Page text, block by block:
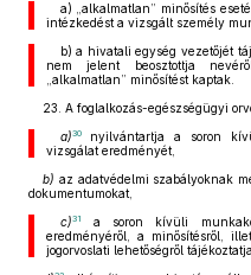
a) „alkalmatlan” minősítés
intézkedést a vizsgált személy
b) a hivatali egység vezetőjét
nem jelent beosztottja
„alkalmatlan” minősítést kaptak.
23. A foglalkozás-egészségügyi
a)30nyilvántartja a soron
vizsgálat eredményét,
b) az adatvédelmi szabályoknak
dokumentumokat,
c)31
a soron kívüli
eredményéről, a minősítésről,
jogorvoslati lehetőségről